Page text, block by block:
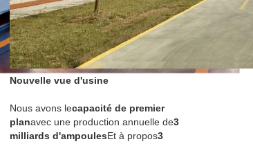
Nouvelle vue d'usine
Nous avons lecapacité de premier
planavec une production annuelle de3
milliards d'ampoulesEt à propos3